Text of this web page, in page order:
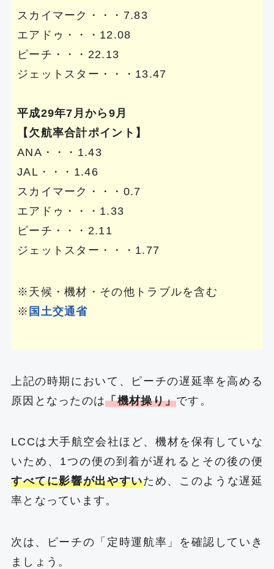
スカイマーク・・・7.83
エアドゥ・・・12.08
ピーチ・・・22.13
ジェットスター・・・13.47
平成29年7月から9月
【欠航率合計ポイント】
ANA・・・1.43
JAL・・・1.46
スカイマーク・・・0.7
エアドゥ・・・1.33
ピーチ・・・2.11
ジェットスター・・・1.77
※天候・機材・その他トラブルを含む
※ 国土交通省
上記の時期において、ピーチの遅延率を高める
原因となったのは「機材操り」です。
LCCは大手航空会社ほど、機材を保有していな
いため、1つの便の到着が遅れるとその後の便
すべてに影響が出やすいため、このような遅延
率となっています。
次は、ピーチの「定時運航率」を確認していき
ましょう。